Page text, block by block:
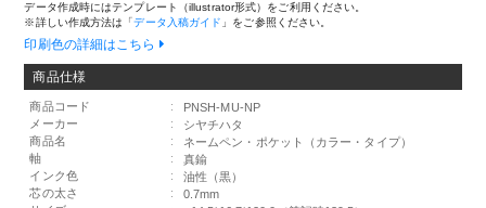
データ作成時にはテンプレート（illustrator形式）をご利用ください。
※詳しい作成方法は「データ入稿ガイド 」をご参照ください。
印刷色の詳細はこちら
商品仕様
商品コード :
PNSH-MU-NP
メーカー
:
シヤチハタ
商品名
:
ネームペン・ポケット（カラー・タイプ）
軸
:
真鍮
インク色
:
油性（黒）
芯の太さ
:
0.7mm